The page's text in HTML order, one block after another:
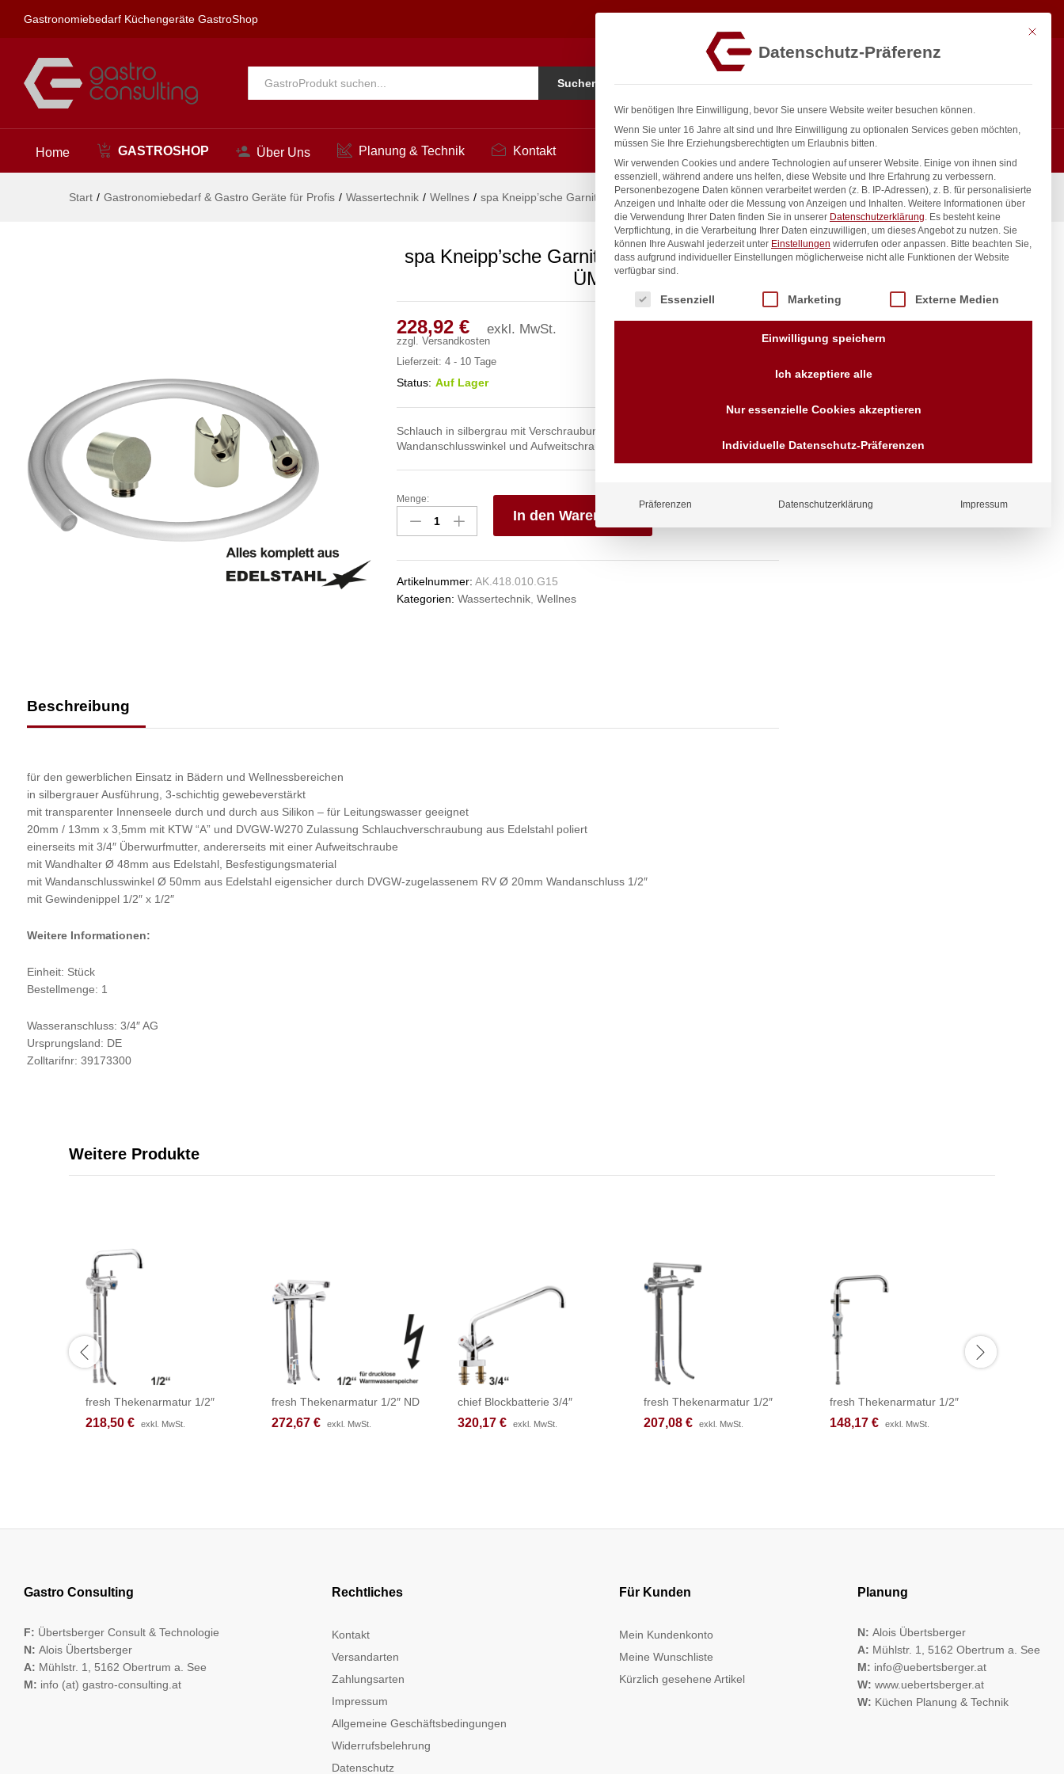
Gastronomiebedarf Küchengeräte GastroShop
Alle Suchen
Home GASTROSHOP Über Uns Planung & Technik Kontakt
Start / Gastronomiebedarf & Gastro Geräte für Profis / Wassertechnik / Wellnes / spa Kneipp’sche Garnitur 1/2″ Ø 20mm 3/4″ ÜM
spa Kneipp’sche Garnitur 1/2″ Ø 20mm 3/4″
ÜM
228,92 € exkl. MwSt.
zzgl. Versandkosten
Lieferzeit: 4 - 10 Tage
Status: Auf Lager
Schlauch in silbergrau mit Verschraubungen aus Edelstahl mit Wandhalter,
Wandanschlusswinkel und Aufweitschraube
spa
Kneipp'sche
Garnitur
20mm
3/4"
Menge:
In den Warenkorb
Artikelnummer: AK.418.010.G15
Kategorien: Wassertechnik, Wellnes
Beschreibung
für den gewerblichen Einsatz in Bädern und Wellnessbereichen
in silbergrauer Ausführung, 3-schichtig gewebeverstärkt
mit transparenter Innenseele durch und durch aus Silikon – für Leitungswasser geeignet
20mm / 13mm x 3,5mm mit KTW “A” und DVGW-W270 Zulassung Schlauchverschraubung aus Edelstahl poliert
einerseits mit 3/4″ Überwurfmutter, andererseits mit einer Aufweitschraube
mit Wandhalter Ø 48mm aus Edelstahl, Besfestigungsmaterial
mit Wandanschlusswinkel Ø 50mm aus Edelstahl eigensicher durch DVGW-zugelassenem RV Ø 20mm Wandanschluss 1/2″
mit Gewindenippel 1/2″ x 1/2″
Weitere Informationen:
Einheit: Stück
Bestellmenge: 1
Wasseranschluss: 3/4″ AG
Ursprungsland: DE
Zolltarifnr: 39173300
inkl. / exkl. MwSt.
Anfragen
Wir sind seit über 40 Jahren
für Sie da
Vorrauskasse Paypal,
Kreditkarte, Direkt
Weitere Produkte
fresh Thekenarmatur 1/2″
218,50 € exkl. MwSt.
218,50 € exkl. MwSt.
fresh Thekenarmatur 1/2″ ND
272,67 € exkl. MwSt.
272,67 € exkl. MwSt.
chief Blockbatterie 3/4″
320,17 € exkl. MwSt.
320,17 € exkl. MwSt.
fresh Thekenarmatur 1/2″
207,08 € exkl. MwSt.
207,08 € exkl. MwSt.
fresh Thekenarmatur 1/2″
148,17 € exkl. MwSt.
148,17 € exkl. MwSt.
Gastro Consulting
F: Übertsberger Consult & Technologie
N: Alois Übertsberger
A: Mühlstr. 1, 5162 Obertrum a. See
M: info (at) gastro-consulting.at
Rechtliches
Kontakt
Versandarten
Zahlungsarten
Impressum
Allgemeine Geschäftsbedingungen
Widerrufsbelehrung
Datenschutz
Für Kunden
Mein Kundenkonto
Meine Wunschliste
Kürzlich gesehene Artikel
Planung
N: Alois Übertsberger
A: Mühlstr. 1, 5162 Obertrum a. See
M: info@uebertsberger.at
W: www.uebertsberger.at
W: Küchen Planung & Technik
Beschreibung
228,92€ exkl. MwSt. In den Warenkorb
Mit
Datenschutz-Präferenz
Wir benötigen Ihre Einwilligung, bevor Sie unsere Website weiter besuchen können.
Wenn Sie unter 16 Jahre alt sind und Ihre Einwilligung zu optionalen Services geben möchten,
müssen Sie Ihre Erziehungsberechtigten um Erlaubnis bitten.
Wir verwenden Cookies und andere Technologien auf unserer Website. Einige von ihnen sind
essenziell, während andere uns helfen, diese Website und Ihre Erfahrung zu verbessern.
Personenbezogene Daten können verarbeitet werden (z. B. IP-Adressen), z. B. für personalisierte
Anzeigen und Inhalte oder die Messung von Anzeigen und Inhalten. Weitere Informationen über
die Verwendung Ihrer Daten finden Sie in unserer Datenschutzerklärung. Es besteht keine
Verpflichtung, in die Verarbeitung Ihrer Daten einzuwilligen, um dieses Angebot zu nutzen. Sie
können Ihre Auswahl jederzeit unter Einstellungen widerrufen oder anpassen. Bitte beachten Sie,
dass aufgrund individueller Einstellungen möglicherweise nicht alle Funktionen der Website
verfügbar sind.
Es folgt eine Liste der Service-Gruppen, für die eine Einwilligung erteilt werden kann.
Essenziell Marketing Externe Medien
Einwilligung speichern
Ich akzeptiere alle
Nur essenzielle Cookies akzeptieren
Individuelle Datenschutz-Präferenzen
Präferenzen Datenschutzerklärung Impressum